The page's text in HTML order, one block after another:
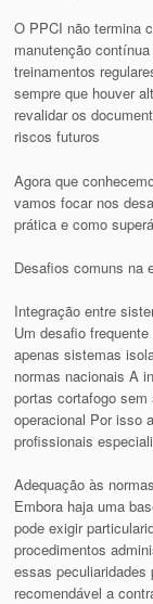
O PPCI não termina
manutenção
treinamentos
sempre que houver
revalidar os
riscos futuros
Agora que
vamos focar nos
prática e como
Desafios comuns na
Integração entre
Um desafio
apenas sistemas
normas nacionais A
portas cortafogo
operacional Por isso
profissionais
Adequação às
Embora haja uma
pode exigir
procedimentos
essas peculiaridades
recomendável a